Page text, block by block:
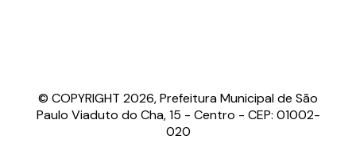
© COPYRIGHT 2026, Prefeitura Municipal de São
Paulo Viaduto do Cha, 15 - Centro - CEP: 01002-
020